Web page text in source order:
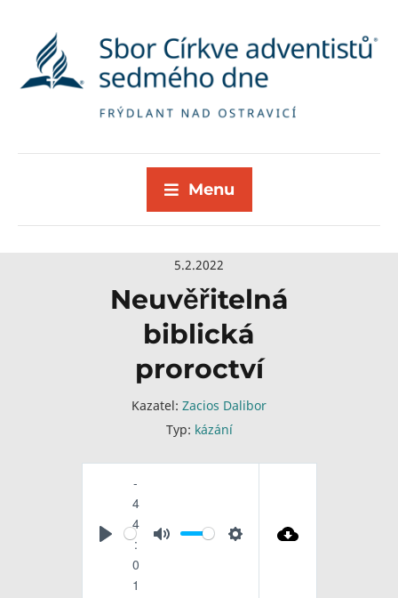
Menu
5.2.2022
Neuvěřitelná
biblická
proroctví
Kazatel: Zacios Dalibor
Typ: kázání
P
-
4
4
:
0
1
M
S